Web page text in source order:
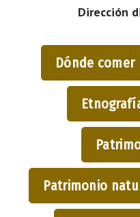
Dirección
Dónde comer
Patrimonio